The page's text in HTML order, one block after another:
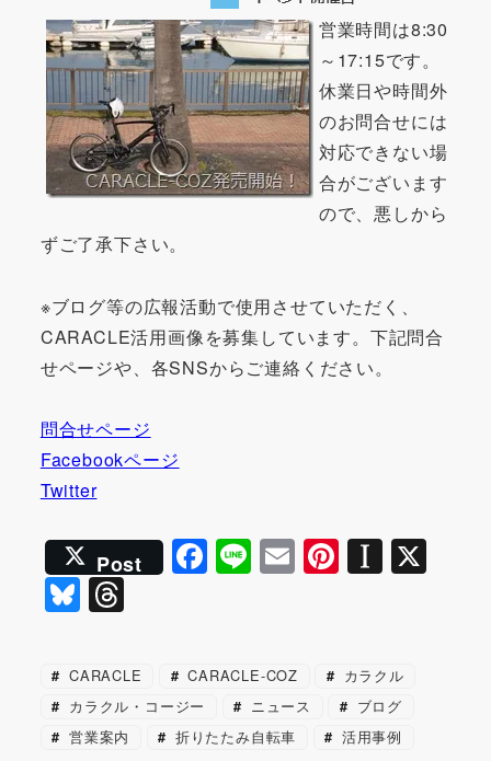
営業時間は8:30
～17:15です。
休業日や時間外
のお問合せには
対応できない場
合がございます
ので、悪しから
ずご了承下さい。
※ブログ等の広報活動で使用させていただく、
CARACLE活用画像を募集しています。下記問合
せページや、各SNSからご連絡ください。
問合せページ
Facebookページ
Twitter
Post F
a
e
b
o
Li
n
E
m
l
Pi
nt
e
st
In
st
p
a
p
Bl
u
e
s
k
T
e
a
d
CARACLE CARACLE-COZ
カラクル
カラクル・コージー
ニュース
ブログ
営業案内
折りたたみ自転車 活用事例